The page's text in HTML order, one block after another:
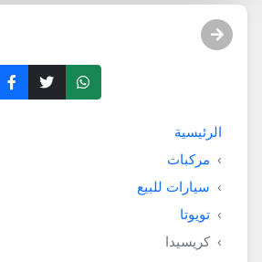
الرئيسية
مركبات
سيارات للبيع
تويوتا
كريسيدا